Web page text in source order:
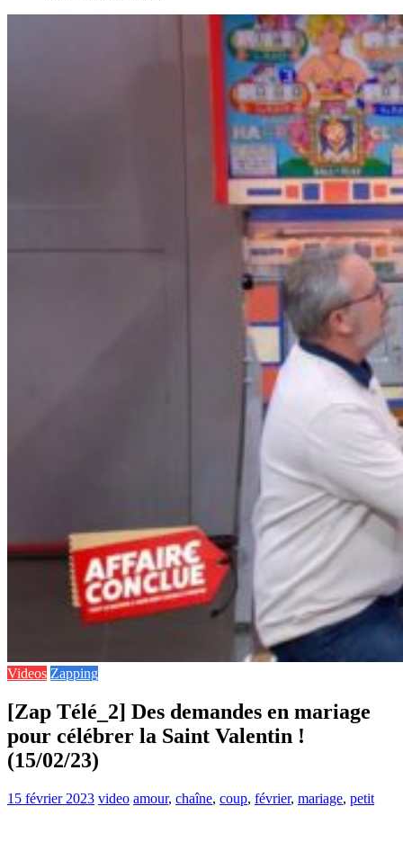
Videos Zapping
[Zap Télé_2] Des demandes en mariage
pour célébrer la Saint Valentin !
(15/02/23)
15 février 2023 video amour, chaîne, coup, février, mariage, petit